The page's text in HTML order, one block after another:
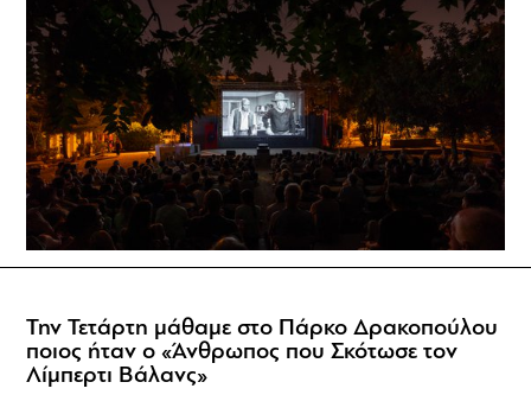
Την Τετάρτη μάθαμε στο Πάρκο Δρακοπούλου
ποιος ήταν ο «Άνθρωπος που Σκότωσε τον
Λίμπερτι Βάλανς»